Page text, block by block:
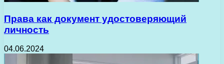
Права как документ удостоверяющий
личность
04.06.2024